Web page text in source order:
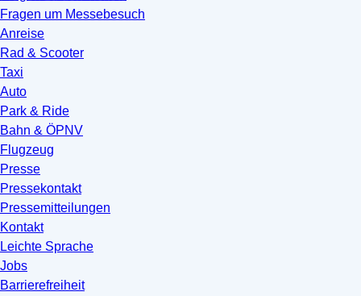
Fragen um Messebesuch
Anreise
Rad & Scooter
Taxi
Auto
Park & Ride
Bahn & ÖPNV
Flugzeug
Presse
Pressekontakt
Pressemitteilungen
Kontakt
Leichte Sprache
Jobs
Barrierefreiheit